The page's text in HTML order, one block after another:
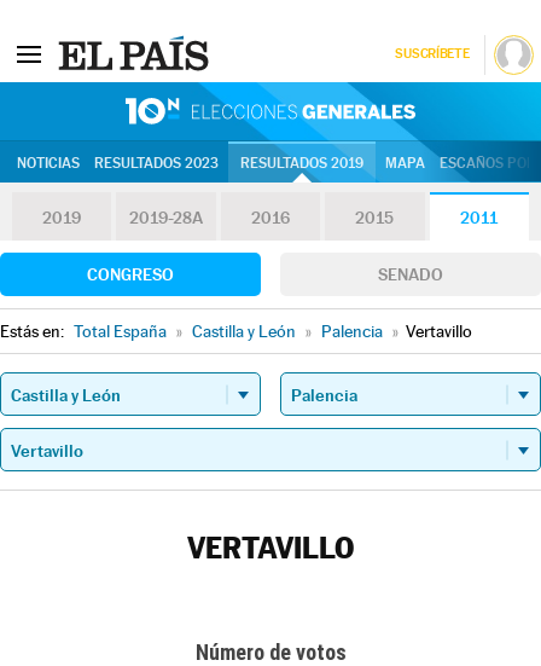
SUSCRÍBETE
NOTICIAS RESULTADOS 2023 RESULTADOS 2019 MAPA ESCAÑOS
2019 2019-28A 2016 2015 2011
CONGRESO SENADO
Estás en: Total España » Castilla y León » Palencia » Vertavillo
VERTAVILLO
Número de votos